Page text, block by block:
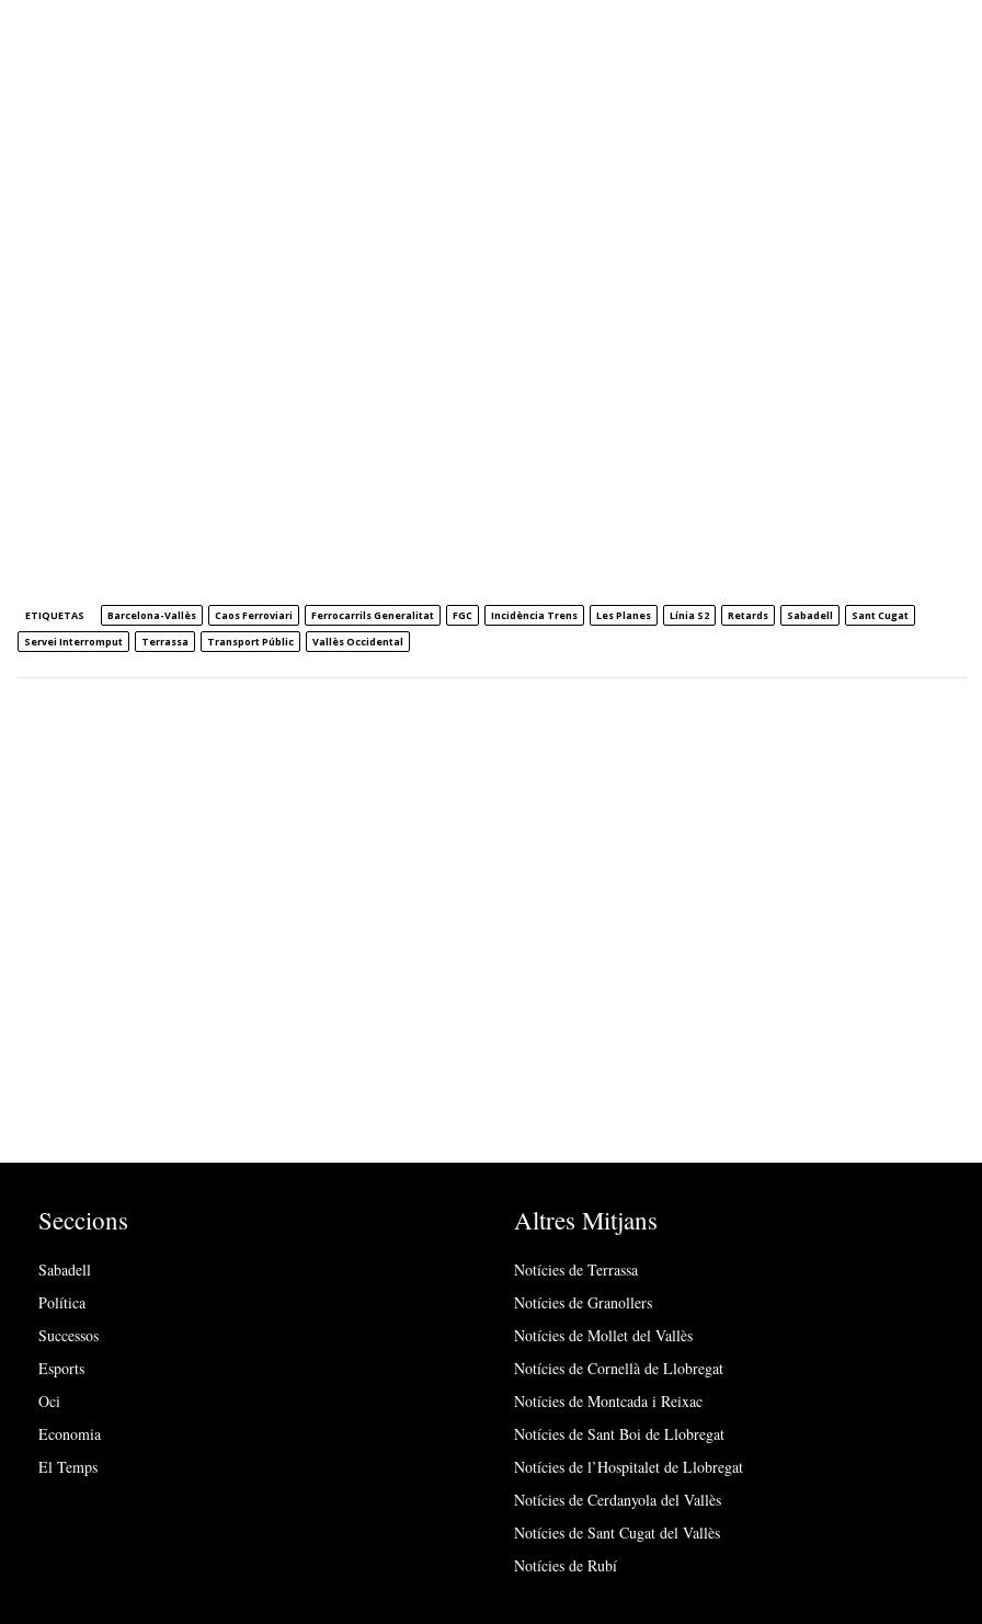
ETIQUETAS Barcelona-Vallès Caos Ferroviari Ferrocarrils Generalitat FGC Incidència Trens Les Planes Línia S2 Retards Sabadell
Sant Cugat
Servei Interromput
Terrassa Transport Públic Vallès Occidental
Seccions
Sabadell
Política
Successos
Esports
Oci
Economia
El Temps
Altres Mitjans
Notícies de Terrassa
Notícies de Granollers
Notícies de Mollet del Vallès
Notícies de Cornellà de Llobregat
Notícies de Montcada i Reixac
Notícies de Sant Boi de Llobregat
Notícies de l’Hospitalet de Llobregat
Notícies de Cerdanyola del Vallès
Notícies de Sant Cugat del Vallès
Notícies de Rubí